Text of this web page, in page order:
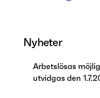
Nyheter
Arbetslösas
utvidgas den